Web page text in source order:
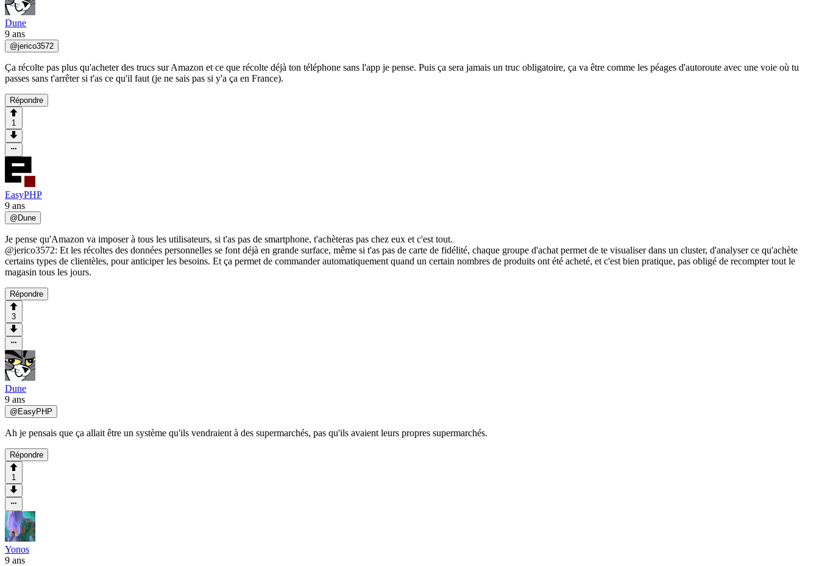
Dune
9 ans
@jerico3572
Ça récolte pas plus qu'acheter des trucs sur Amazon et ce que récolte déjà ton téléphone sans l'app je pense. Puis ça sera jamais un truc obligatoire, ça va être comme les péages d'autoroute avec une voie où tu
passes sans t'arrêter si t'as ce qu'il faut (je ne sais pas si y'a ça en France).
Répondre
1
EasyPHP
9 ans
@ Dune
Je pense qu'Amazon va imposer à tous les utilisateurs, si t'as pas de smartphone, t'achèteras pas chez eux et c'est tout.
@jerico3572: Et les récoltes des données personnelles se font déjà en grande surface, même si t'as pas de carte de fidélité, chaque groupe d'achat permet de te visualiser dans un cluster, d'analyser ce qu'achète
certains types de clientèles, pour anticiper les besoins. Et ça permet de commander automatiquement quand un certain nombres de produits ont été acheté, et c'est bien pratique, pas obligé de recompter tout le
magasin tous les jours.
Répondre
3
Dune
9 ans
@ EasyPHP
Ah je pensais que ça allait être un système qu'ils vendraient à des supermarchés, pas qu'ils avaient leurs propres supermarchés.
Répondre
1
Yonos
9 ans